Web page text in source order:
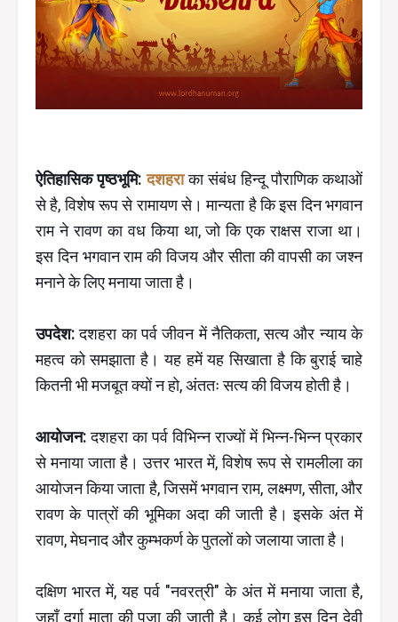
ऐतिहासिक पृष्ठभूमि:दशहराका संबंध हिन्दू पौराणिक कथाओं
से है, विशेष रूप से रामायण से। मान्यता है कि इस दिन भगवान
राम ने रावण का वध किया था, जो कि एक राक्षस राजा था।
इस दिन भगवान राम की विजय और सीता की वापसी का जश्न
मनाने के लिए मनाया जाता है।
उपदेश:दशहरा का पर्व जीवन में नैतिकता, सत्य और न्याय के
महत्व को समझाता है। यह हमें यह सिखाता है कि बुराई चाहे
कितनी भी मजबूत क्यों न हो, अंततः सत्य की विजय होती है।
आयोजन:दशहरा का पर्व विभिन्न राज्यों में भिन्न-भिन्न प्रकार
से मनाया जाता है। उत्तर भारत में, विशेष रूप से रामलीला का
आयोजन किया जाता है, जिसमें भगवान राम, लक्ष्मण, सीता, और
रावण के पात्रों की भूमिका अदा की जाती है। इसके अंत में
रावण, मेघनाद और कुम्भकर्ण के पुतलों को जलाया जाता है।
दक्षिण भारत में, यह पर्व "नवरत्री" के अंत में मनाया जाता है,
जहाँ दुर्गा माता की पूजा की जाती है। कई लोग इस दिन देवी